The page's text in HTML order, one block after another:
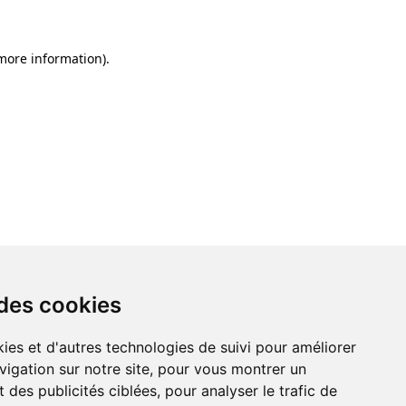
cookies
et d'autres technologies de suivi pour améliorer
sur notre site, pour vous montrer un
des publicités ciblées, pour analyser le trafic de
information).